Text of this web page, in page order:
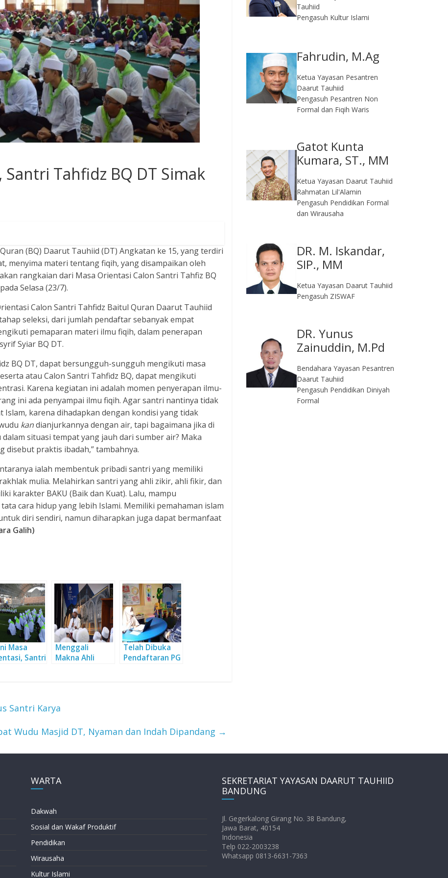
Santri Tahfidz BQ DT Simak
(BQ) Daarut Tauhiid (DT) Angkatan ke 15, yang terdiri
menyima materi tentang fiqih, yang disampaikan oleh
rangkaian dari Masa Orientasi Calon Santri Tahfiz BQ
Selasa (23/7).
Calon Santri Tahfidz Baitul Quran Daarut Tauhiid
seleksi, dari jumlah pendaftar sebanyak empat
pemaparan materi ilmu fiqih, dalam penerapan
Syiar BQ DT.
BQ DT, dapat bersungguh-sungguh mengikuti masa
atau Calon Santri Tahfidz BQ, dapat mengikuti
Karena kegiatan ini adalah momen penyerapan ilmu-
ini ada penyampai ilmu fiqih. Agar santri nantinya tidak
Islam, karena dihadapkan dengan kondisi yang tidak
kandianjurkannya dengan air, tapi bagaimana jika di
situasi tempat yang jauh dari sumber air? Maka
praktis ibadah,” tambahnya.
ialah membentuk pribadi santri yang memiliki
mulia. Melahirkan santri yang ahli zikir, ahli fikir, dan
karakter BAKU (Baik dan Kuat). Lalu, mampu
cara hidup yang lebih Islami. Memiliki pemahaman islam
diri sendiri, namun diharapkan juga dapat bermanfaat
Galih)
Masa
Santri
Menggali
Makna Ahli
Telah Dibuka
Pendaftaran PG
Santri Karya
Wudu Masjid DT, Nyaman dan Indah Dipandang →
Tauhiid
Pengasuh Kultur Islami
Fahrudin, M.Ag​
Ketua Yayasan Pesantren
Daarut Tauhiid
Pengasuh Pesantren Non
Formal dan Fiqih Waris
Gatot Kunta
Kumara, ST., MM
Ketua Yayasan Daarut Tauhiid
Rahmatan Lil'Alamin
Pengasuh Pendidikan Formal
dan Wirausaha
DR. M. Iskandar,
SIP., MM
Ketua Yayasan Daarut Tauhiid
Pengasuh ZISWAF
DR. Yunus
Zainuddin, M.Pd
Bendahara Yayasan Pesantren
Daarut Tauhiid
Pengasuh Pendidikan Diniyah
Formal
WARTA
Dakwah
Sosial dan Wakaf Produktif
Pendidikan
Wirausaha
Kultur Islami
SEKRETARIAT YAYASAN DAARUT TAUHIID
BANDUNG
Jl. Gegerkalong Girang No. 38 Bandung,
Jawa Barat, 40154
Indonesia
Telp 022-2003238
Whatsapp 0813-6631-7363